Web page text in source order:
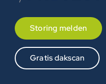
Storing melden
Gratis dakscan